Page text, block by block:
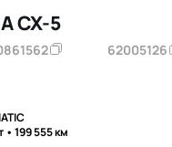
CX-5
62005126
199 555 км